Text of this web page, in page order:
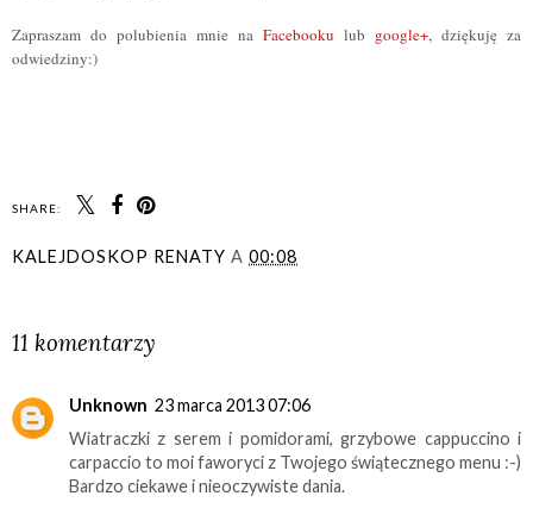
Zapraszam do polubienia mnie na Facebooku lub google+, dziękuję za
odwiedziny:)
SHARE:
KALEJDOSKOP RENATY A 00:08
11 komentarzy
Unknown 23 marca 2013 07:06
Wiatraczki z serem i pomidorami, grzybowe cappuccino i
carpaccio to moi faworyci z Twojego świątecznego menu :-)
Bardzo ciekawe i nieoczywiste dania.